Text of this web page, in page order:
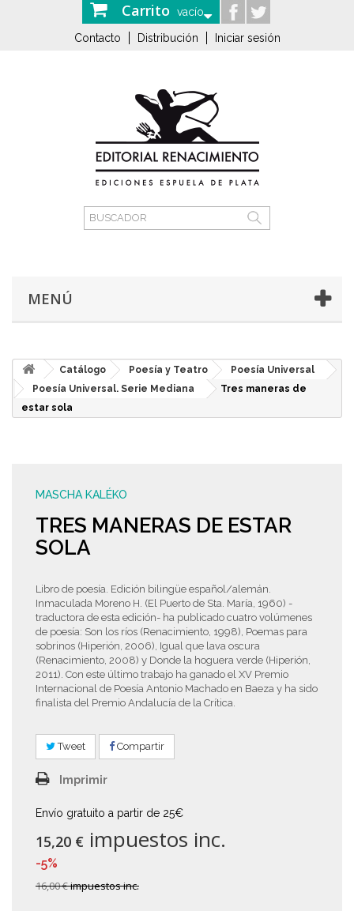
Carrito vacío
Contacto Distribución Iniciar sesión
MENÚ
Catálogo Poesía y Teatro
Poesía Universal
Poesía Universal. Serie Mediana
Tres maneras de
estar sola
MASCHA KALÉKO
TRES MANERAS DE ESTAR
SOLA
Libro de poesía. Edición bilingüe español/alemán.
Inmaculada Moreno H. (El Puerto de Sta. María, 1960) -
traductora de esta edición- ha publicado cuatro volúmenes
de poesía: Son los ríos (Renacimiento, 1998), Poemas para
sobrinos (Hiperión, 2006), Igual que lava oscura
(Renacimiento, 2008) y Donde la hoguera verde (Hiperión,
2011). Con este último trabajo ha ganado el XV Premio
Internacional de Poesía Antonio Machado en Baeza y ha sido
finalista del Premio Andalucía de la Crítica.
Tweet Compartir
Imprimir
Envío gratuito a partir de 25€
15,20 € impuestos inc.
-5%
16,00 €impuestos inc.